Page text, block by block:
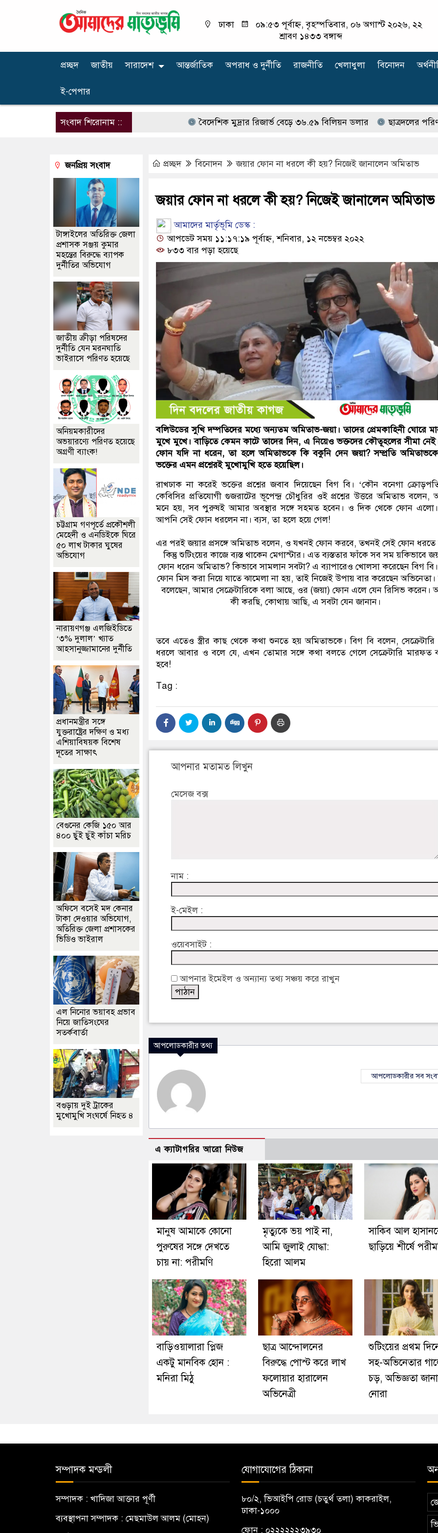
ঢাকা
০৯:৫৩ পূর্বাহ্ন, বৃহস্পতিবার, ০৬ অগাস্ট ২০২৬, ২২
শ্রাবণ ১৪৩৩ বঙ্গাব্দ
প্রচ্ছদ জাতীয় সারাদেশ আন্তর্জাতিক অপরাধ ‍ও দুর্নীতি রাজনীতি খেলাধুলা বিনোদন
ই-পেপার
সংবাদ শিরোনাম :: বৈদেশিক মুদ্রার রিজার্ভ বেড়ে ৩৬.৫৯ বিলিয়ন ডলার ছাত্রদলের পরিণতি
প্রচ্ছদ বিনোদন জয়ার ফোন না ধরলে কী হয়? নিজেই জানালেন অমিতাভ
জয়ার ফোন না ধরলে কী হয়? নিজেই জানালেন অমিতাভ
আমাদের মার্তৃভূমি ডেস্ক :
আপডেট সময় ১১:১৭:১৯ পূর্বাহ্ন, শনিবার, ১২ নভেম্বর ২০২২
৮৩৩ বার পড়া হয়েছে
বলিউডের সুখি দম্পতিদের মধ্যে অন্যতম অমিতাভ-জয়া। তাদের প্রেমকাহিনী ঘোরে
মুখে মুখে। বাড়িতে কেমন কাটে তাদের দিন, এ নিয়েও ভক্তদের কৌতূহলের সীমা নেই।
ফোন যদি না ধরেন, তা হলে অমিতাভকে কি বকুনি দেন জয়া? সম্প্রতি
ভক্তের এমন প্রশ্নেরই মুখোমুখি হতে হয়েছিল।
রাখঢাক না করেই ভক্তের প্রশ্নের জবাব দিয়েছেন বিগ বি। ‘কৌন বনেগা
কেবিসির প্রতিযোগী গুজরাটের ভূপেন্দ্র চৌধুরির ওই প্রশ্নের উত্তরে অমিতাভ বলেন,
মনে হয়, সব পুরুষই আমার অবস্থার সঙ্গে সহমত হবেন। ও দিক থেকে ফোন
আপনি সেই ফোন ধরলেন না। ব্যস, তা হলে হয়ে গেল!
এর পরই জয়ার প্রসঙ্গে অমিতাভ বলেন, ও যখনই ফোন করবে, তখনই সেই ফোন ধরতে
কিন্তু শুটিংয়ের কাজে ব্যস্ত থাকেন মেগাস্টার। এত ব্যস্ততার ফাঁকে সব সম য়কিভাবে
ফোন ধরেন অমিতাভ? কিভাবে সামলান সবটা? এ ব্যাপারেও খোলসা করেছেন বিগ বি।
ফোন মিস করা নিয়ে যাতে ঝামেলা না হয়, তাই নিজেই উপায় বার করেছেন অভিনেতা।
বলেছেন, আমার সেক্রেটারিকে বলা আছে, ওর (জয়া) ফোন এলে যেন রিসিভ করেন।
কী করছি, কোথায় আছি, এ সবটা যেন জানান।
তবে এতেও স্ত্রীর কাছ থেকে কথা শুনতে হয় অমিতাভকে। বিগ বি বলেন,
ধরলে আবার ও বলে যে, এখন তোমার সঙ্গে কথা বলতে গেলে সেক্রেটারি মারফত
হবে!
Tag :
আপনার মতামত লিখুন
মেসেজ বক্স
নাম :
ই-মেইল :
ওয়েবসাইট :
আপনার ইমেইল ও অন্যান্য তথ্য সঞ্চয় করে রাখুন
আপলোডকারীর তথ্য
আপলোডকারীর সব
এ ক্যাটাগরির আরো নিউজ
মানুষ আমাকে কোনো
পুরুষের সঙ্গে দেখতে
চায় না: পরীমণি
মৃত্যুকে ভয় পাই না,
আমি জুলাই যোদ্ধা:
হিরো আলম
সাকিব আল
ছাড়িয়ে শীর্ষে
বাড়িওয়ালারা প্লিজ
একটু মানবিক হোন :
মনিরা মিঠু
ছাত্র আন্দোলনের
বিরুদ্ধে পোস্ট করে লাখ
ফলোয়ার হারালেন
অভিনেত্রী
শুটিংয়ের প্রথম
সহ-অভিনেতার
চড়, অভিজ্ঞতা
নোরা
জনপ্রিয় সংবাদ
টাঙ্গাইলের অতিরিক্ত জেলা
প্রশাসক সঞ্জয় কুমার
মহন্তের বিরুদ্ধে ব্যাপক
দুর্নীতির অভিযোগ
জাতীয় ক্রীড়া পরিষদের
দুর্নীতি যেন মরনঘাতি
ভাইরাসে পরিণত হয়েছে
অনিয়মকারীদের
অভয়ারণ্যে পরিণত হয়েছে
অগ্রণী ব্যাংক!
চট্টগ্রাম গণপূর্তে প্রকৌশলী
মেহেদী ও এনডিইকে ঘিরে
৫০ লাখ টাকার ঘুষের
অভিযোগ
নারায়ণগঞ্জ এলজিইডিতে
‘৩% দুলাল’ খ্যাত
আহসানুজ্জামানের দুর্নীতি
প্রধানমন্ত্রীর সঙ্গে
যুক্তরাষ্ট্রের দক্ষিণ ও মধ্য
এশিয়াবিষয়ক বিশেষ
দূতের সাক্ষাৎ
বেগুনের কেজি ১৫০ আর
৪০০ ছুঁই ছুঁই কাঁচা মরিচ
অফিসে বসেই মদ কেনার
টাকা দেওয়ার অভিযোগ,
অতিরিক্ত জেলা প্রশাসকের
ভিডিও ভাইরাল
এল নিনোর ভয়াবহ প্রভাব
নিয়ে জাতিসংঘের
সতর্কবার্তা
বগুড়ায় দুই ট্রাকের
মুখোমুখি সংঘর্ষে নিহত ৪
সম্পাদক মন্ডলী
সম্পাদক : খাদিজা আক্তার পূর্ণী
ব্যবস্থাপনা সম্পাদক : মেছমাউল আলম (মোহন)
যোগাযোগের ঠিকানা
৮০/২, ভিআইপি রোড (চতুর্থ তলা) কাকরাইল,
ঢাকা-১০০০
ফোন : ০২২২২২২৩৯৩০